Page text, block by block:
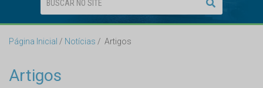
Página Inicial Notícias Artigos
Artigos